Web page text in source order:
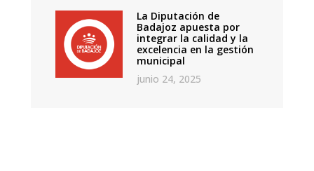
La Diputación de
Badajoz apuesta por
integrar la calidad y la
excelencia en la gestión
municipal
junio 24, 2025